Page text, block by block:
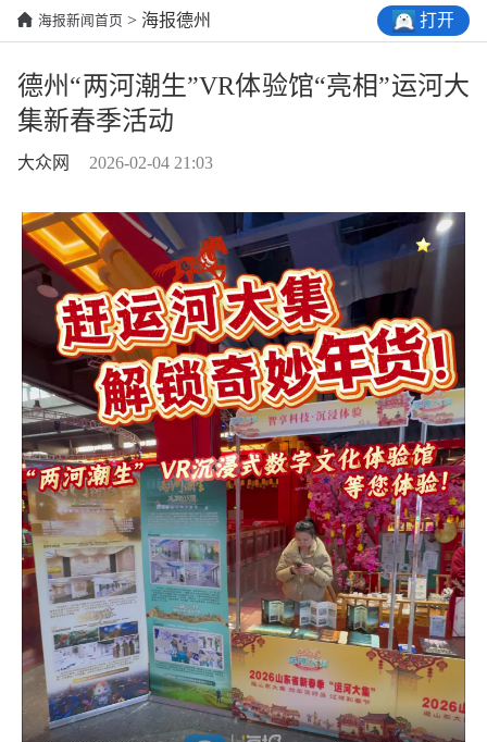
海报新闻首页 > 海报德州 打开
德州“两河潮生”VR体验馆“亮相”运河大
集新春季活动
大众网 2026-02-04 21:03